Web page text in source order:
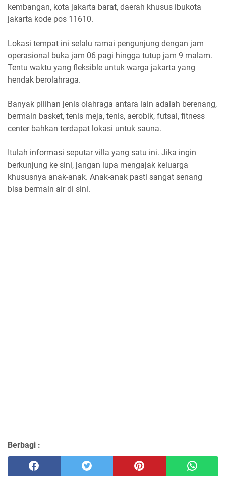
kembangan, kota jakarta barat, daerah khusus ibukota
jakarta kode pos 11610.
Lokasi tempat ini selalu ramai pengunjung dengan jam
operasional buka jam 06 pagi hingga tutup jam 9 malam.
Tentu waktu yang fleksible untuk warga jakarta yang
hendak berolahraga.
Banyak pilihan jenis olahraga antara lain adalah berenang,
bermain basket, tenis meja, tenis, aerobik, futsal, fitness
center bahkan terdapat lokasi untuk sauna.
Itulah informasi seputar villa yang satu ini. Jika ingin
berkunjung ke sini, jangan lupa mengajak keluarga
khususnya anak-anak. Anak-anak pasti sangat senang
bisa bermain air di sini.
Berbagi :